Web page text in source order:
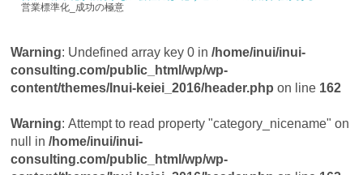
営業標準化_成功の極意
Warning : Undefined array key 0 in/home/inui/inui-
consulting.com/public_html/wp/wp-
content/themes/Inui-keiei_2016/header.php on line 162
Warning: Attempt to read property "category_nicename" on
null in/home/inui/inui-
consulting.com/public_html/wp/wp-